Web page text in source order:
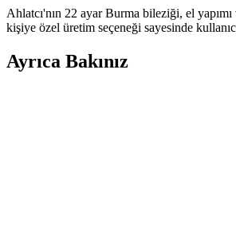
Ahlatcı'nın 22 ayar Burma bileziği, el
kişiye özel üretim seçeneği sayesinde
Ayrıca Bakınız
Fiyonk Kuyumculuk'un 14 ayar altın mini
Harem Altın 10 Gram (9.95 Has)